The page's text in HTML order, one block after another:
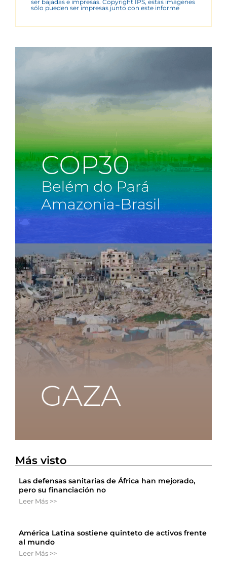
ser bajadas e impresas. Copyright IPS, estas imágenes
sólo pueden ser impresas junto con este informe
Más visto
Las defensas sanitarias de África han mejorado,
pero su financiación no
Leer Más >>
América Latina sostiene quinteto de activos frente
al mundo
Leer Más >>